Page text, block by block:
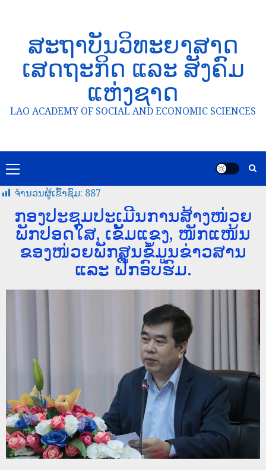
ສະຖາບັນວິທະຍາສາດ
ເສດຖະກິດ ແລະ ສັງຄົມ
ແຫ່ງຊາດ
LAO ACADEMY OF SOCIAL AND ECONOMIC SCIENCES
ຈໍານວນຜູ້ເຂົ້າຊົມ: 887
ກອງປະຊຸມປະເມີນການສ້າງໜ່ວຍ
ພັກປອດໃສ, ເຂັ້ມແຂງ, ໜັກແໜ້ນ
ຂອງໜ່ວຍພັກສູນຂໍ້ມູນຂ່າວສານ
ແລະ ຝຶກອົບຮົມ.